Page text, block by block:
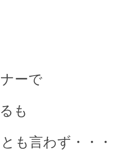
ーで
も
も言わず・・・